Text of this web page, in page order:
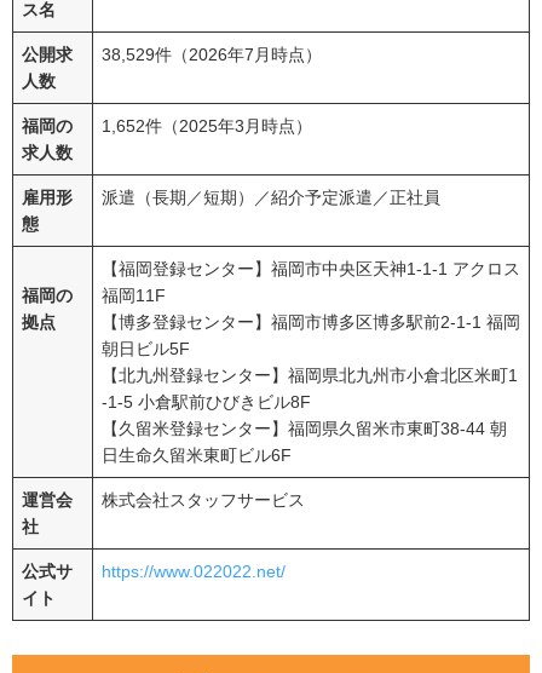
ス名
公開求
人数
38,529件（2026年7月時点）
福岡の
求人数
1,652件（2025年3月時点）
雇用形
態
派遣（長期／短期）／紹介予定派遣／正社員
福岡の
拠点
【福岡登録センター】福岡市中央区天神1-1-1 アクロス
福岡11F
【博多登録センター】福岡市博多区博多駅前2-1-1 福岡
朝日ビル5F
【北九州登録センター】福岡県北九州市小倉北区米町1
-1-5 小倉駅前ひびきビル8F
【久留米登録センター】福岡県久留米市東町38-44 朝
日生命久留米東町ビル6F
運営会
社
株式会社スタッフサービス
公式サ
イト
https://www.022022.net/